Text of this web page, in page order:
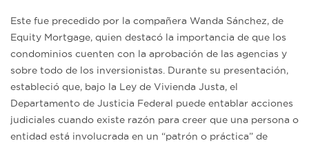
Este fue precedido por la compañera Wanda Sánchez, de
Equity Mortgage, quien destacó la importancia de que los
condominios cuenten con la aprobación de las agencias y
sobre todo de los inversionistas. Durante su presentación,
estableció que, bajo la Ley de Vivienda Justa, el
Departamento de Justicia Federal puede entablar acciones
judiciales cuando existe razón para creer que una persona o
entidad está involucrada en un “patrón o práctica” de